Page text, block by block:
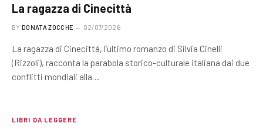
La ragazza di Cinecittà
BY DONATA ZOCCHE 02/07/2026
La ragazza di Cinecittà, l’ultimo romanzo di Silvia Cinelli
(Rizzoli), racconta la parabola storico-culturale italiana dai due
conflitti mondiali alla…
LIBRI DA LEGGERE